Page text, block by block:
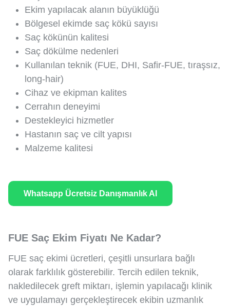
Ekim yapılacak alanın büyüklüğü
Bölgesel ekimde saç kökü sayısı
Saç kökünün kalitesi
Saç dökülme nedenleri
Kullanılan teknik (FUE, DHI, Safir-FUE, tıraşsız,
long-hair)
Cihaz ve ekipman kalites
Cerrahın deneyimi
Destekleyici hizmetler
Hastanın saç ve cilt yapısı
Malzeme kalitesi
Whatsapp Ücretsiz Danışmanlık Al
FUE Saç Ekim Fiyatı Ne Kadar?
FUE saç ekimi ücretleri, çeşitli unsurlara bağlı
olarak farklılık gösterebilir. Tercih edilen teknik,
nakledilecek greft miktarı, işlemin yapılacağı klinik
ve uygulamayı gerçekleştirecek ekibin uzmanlık